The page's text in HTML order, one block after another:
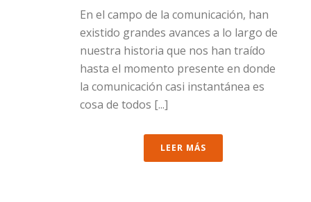
En el campo de la comunicación, han
existido grandes avances a lo largo de
nuestra historia que nos han traído
hasta el momento presente en donde
la comunicación casi instantánea es
cosa de todos [...]
LEER MÁS